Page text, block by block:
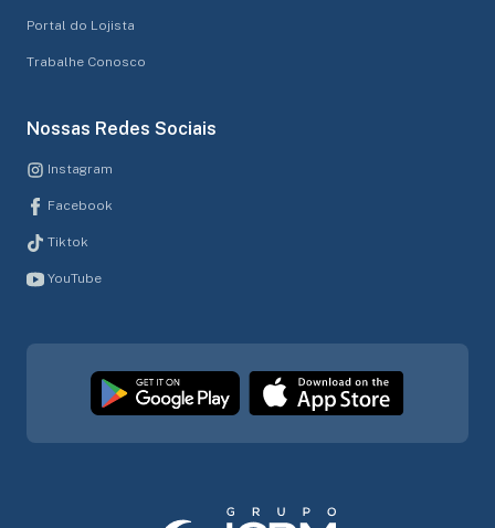
Portal do Lojista
Trabalhe Conosco
Nossas Redes Sociais
Instagram
Facebook
Tiktok
YouTube